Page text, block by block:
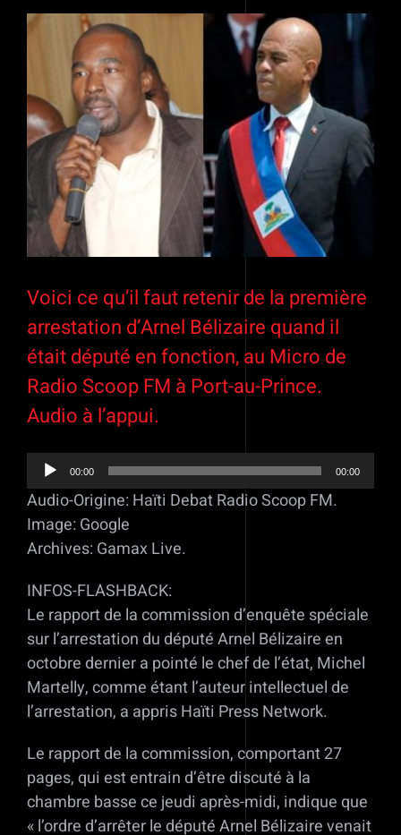
Voir
l'image
agrandie
Voici ce qu’il faut retenir de la première
arrestation d’Arnel Bélizaire quand il
était député en fonction, au Micro de
Radio Scoop FM à Port-au-Prince.
Audio à l’appui.
Lecteur
audio
00:00 00:00
Audio-Origine: Haïti Debat Radio Scoop FM.
Image: Google
Archives: Gamax Live.
INFOS-FLASHBACK:
Le rapport de la commission d’enquête spéciale
sur l’arrestation du député Arnel Bélizaire en
octobre dernier a pointé le chef de l’état, Michel
Martelly, comme étant l’auteur intellectuel de
l’arrestation, a appris Haïti Press Network.
Le rapport de la commission, comportant 27
pages, qui est entrain d’être discuté à la
chambre basse ce jeudi après-midi, indique que
« l’ordre d’arrêter le député Arnel Bélizaire venait